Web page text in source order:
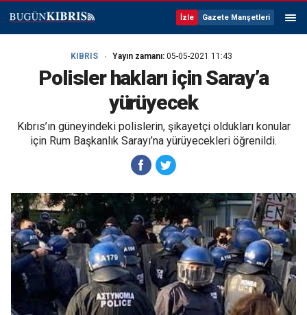
İzle Gazete Manşetleri
KIBRIS Yayın zamanı: 05-05-2021 11:43
Polisler hakları için Saray’a
yürüyecek
Kıbrıs’ın güneyindeki polislerin, şikayetçi oldukları konular
için Rum Başkanlık Sarayı’na yürüyecekleri öğrenildi.